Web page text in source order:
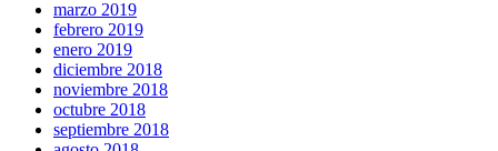
marzo 2019
febrero 2019
enero 2019
diciembre 2018
noviembre 2018
octubre 2018
septiembre 2018